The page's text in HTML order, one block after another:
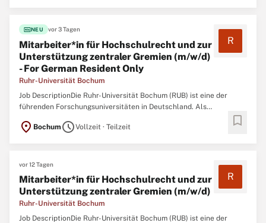
fiber_newNEU vor 3 Tagen
Mitarbeiter*in für Hochschulrecht und zur
Unterstützung zentraler Gremien (m/w/d)
- For German Resident Only
Ruhr-Universität Bochum
R
Job DescriptionDie Ruhr-Universität Bochum (RUB) ist eine der
führenden Forschungsuniversitäten in Deutschland. Als
Weise die gesamte Spannbreite der großen Wissenschaftsbereiche
location_on Bochum scheduleVollzeit · Teilzeit bookmark
vor 12 Tagen
Mitarbeiter*in für Hochschulrecht und zur
Unterstützung zentraler Gremien (m/w/d)
Ruhr-Universität Bochum
R
Job DescriptionDie Ruhr-Universität Bochum (RUB) ist eine der